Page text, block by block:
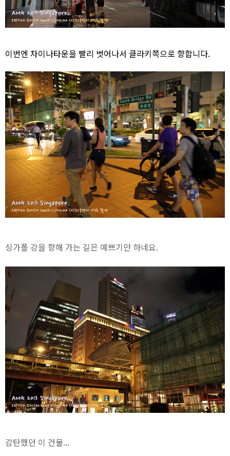
이번엔 차이나타운을 빨리 벗어나서 클라키쪽으로 향합니다.
싱가폴 강을 향해 가는 길은 예쁘기만 하네요.
감탄했던 이 건물...